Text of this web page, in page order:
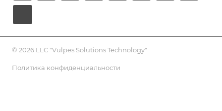
© 2026 LLC "Vulpes Solutions Technology"
Политика конфиденциальности